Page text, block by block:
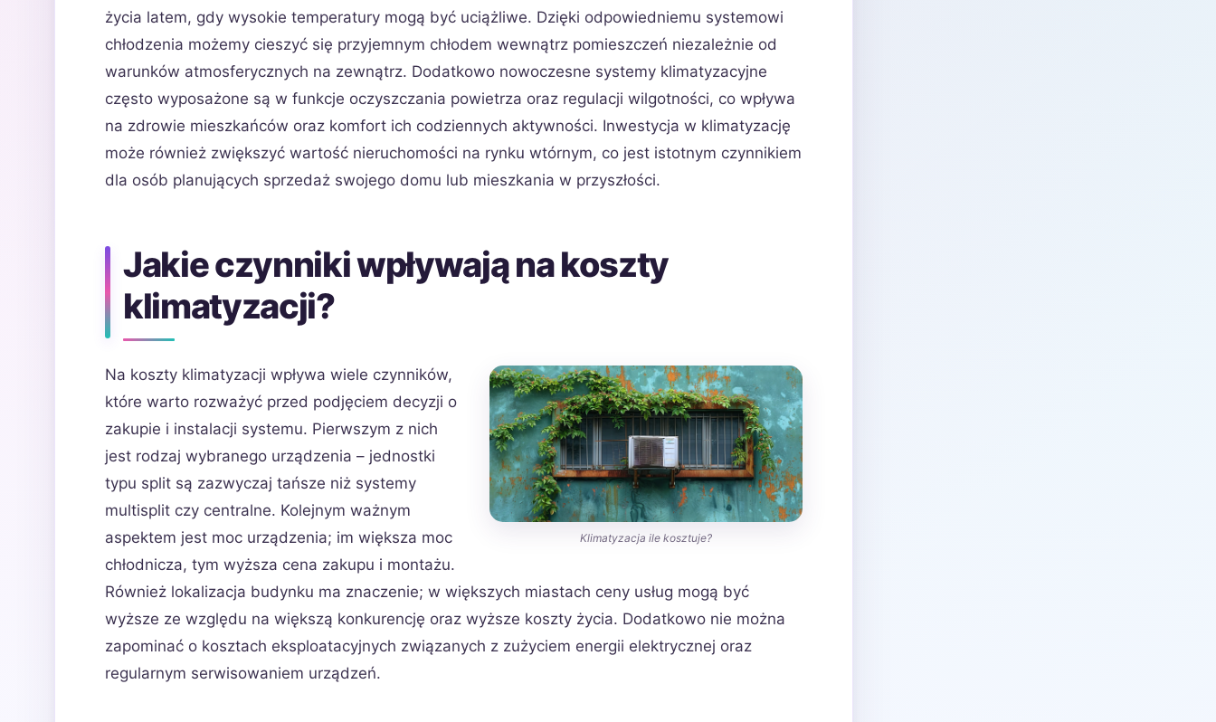
życia latem, gdy wysokie temperatury mogą być uciążliwe. Dzięki odpowiedniemu systemowi
chłodzenia możemy cieszyć się przyjemnym chłodem wewnątrz pomieszczeń niezależnie od
warunków atmosferycznych na zewnątrz. Dodatkowo nowoczesne systemy klimatyzacyjne
często wyposażone są w funkcje oczyszczania powietrza oraz regulacji wilgotności, co wpływa
na zdrowie mieszkańców oraz komfort ich codziennych aktywności. Inwestycja w klimatyzację
może również zwiększyć wartość nieruchomości na rynku wtórnym, co jest istotnym czynnikiem
dla osób planujących sprzedaż swojego domu lub mieszkania w przyszłości.
Jakie czynniki wpływają na koszty
klimatyzacji?
Klimatyzacja ile kosztuje?
Na koszty klimatyzacji wpływa wiele czynników,
które warto rozważyć przed podjęciem decyzji o
zakupie i instalacji systemu. Pierwszym z nich
jest rodzaj wybranego urządzenia – jednostki
typu split są zazwyczaj tańsze niż systemy
multisplit czy centralne. Kolejnym ważnym
aspektem jest moc urządzenia; im większa moc
chłodnicza, tym wyższa cena zakupu i montażu.
Również lokalizacja budynku ma znaczenie; w większych miastach ceny usług mogą być
wyższe ze względu na większą konkurencję oraz wyższe koszty życia. Dodatkowo nie można
zapominać o kosztach eksploatacyjnych związanych z zużyciem energii elektrycznej oraz
regularnym serwisowaniem urządzeń.